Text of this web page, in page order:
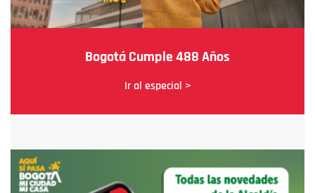
Bogotá Cumple 488 Años
Ir al especial >